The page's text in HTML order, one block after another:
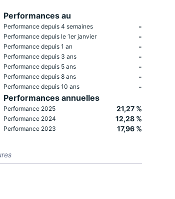
Performances au
Performance depuis 4 semaines -
Performance depuis le 1er janvier -
Performance depuis 1 an -
Performance depuis 3 ans -
Performance depuis 5 ans -
Performance depuis 8 ans -
Performance depuis 10 ans -
Performances annuelles
Performance 2025 21,27 %
Performance 2024 12,28 %
Performance 2023 17,96 %